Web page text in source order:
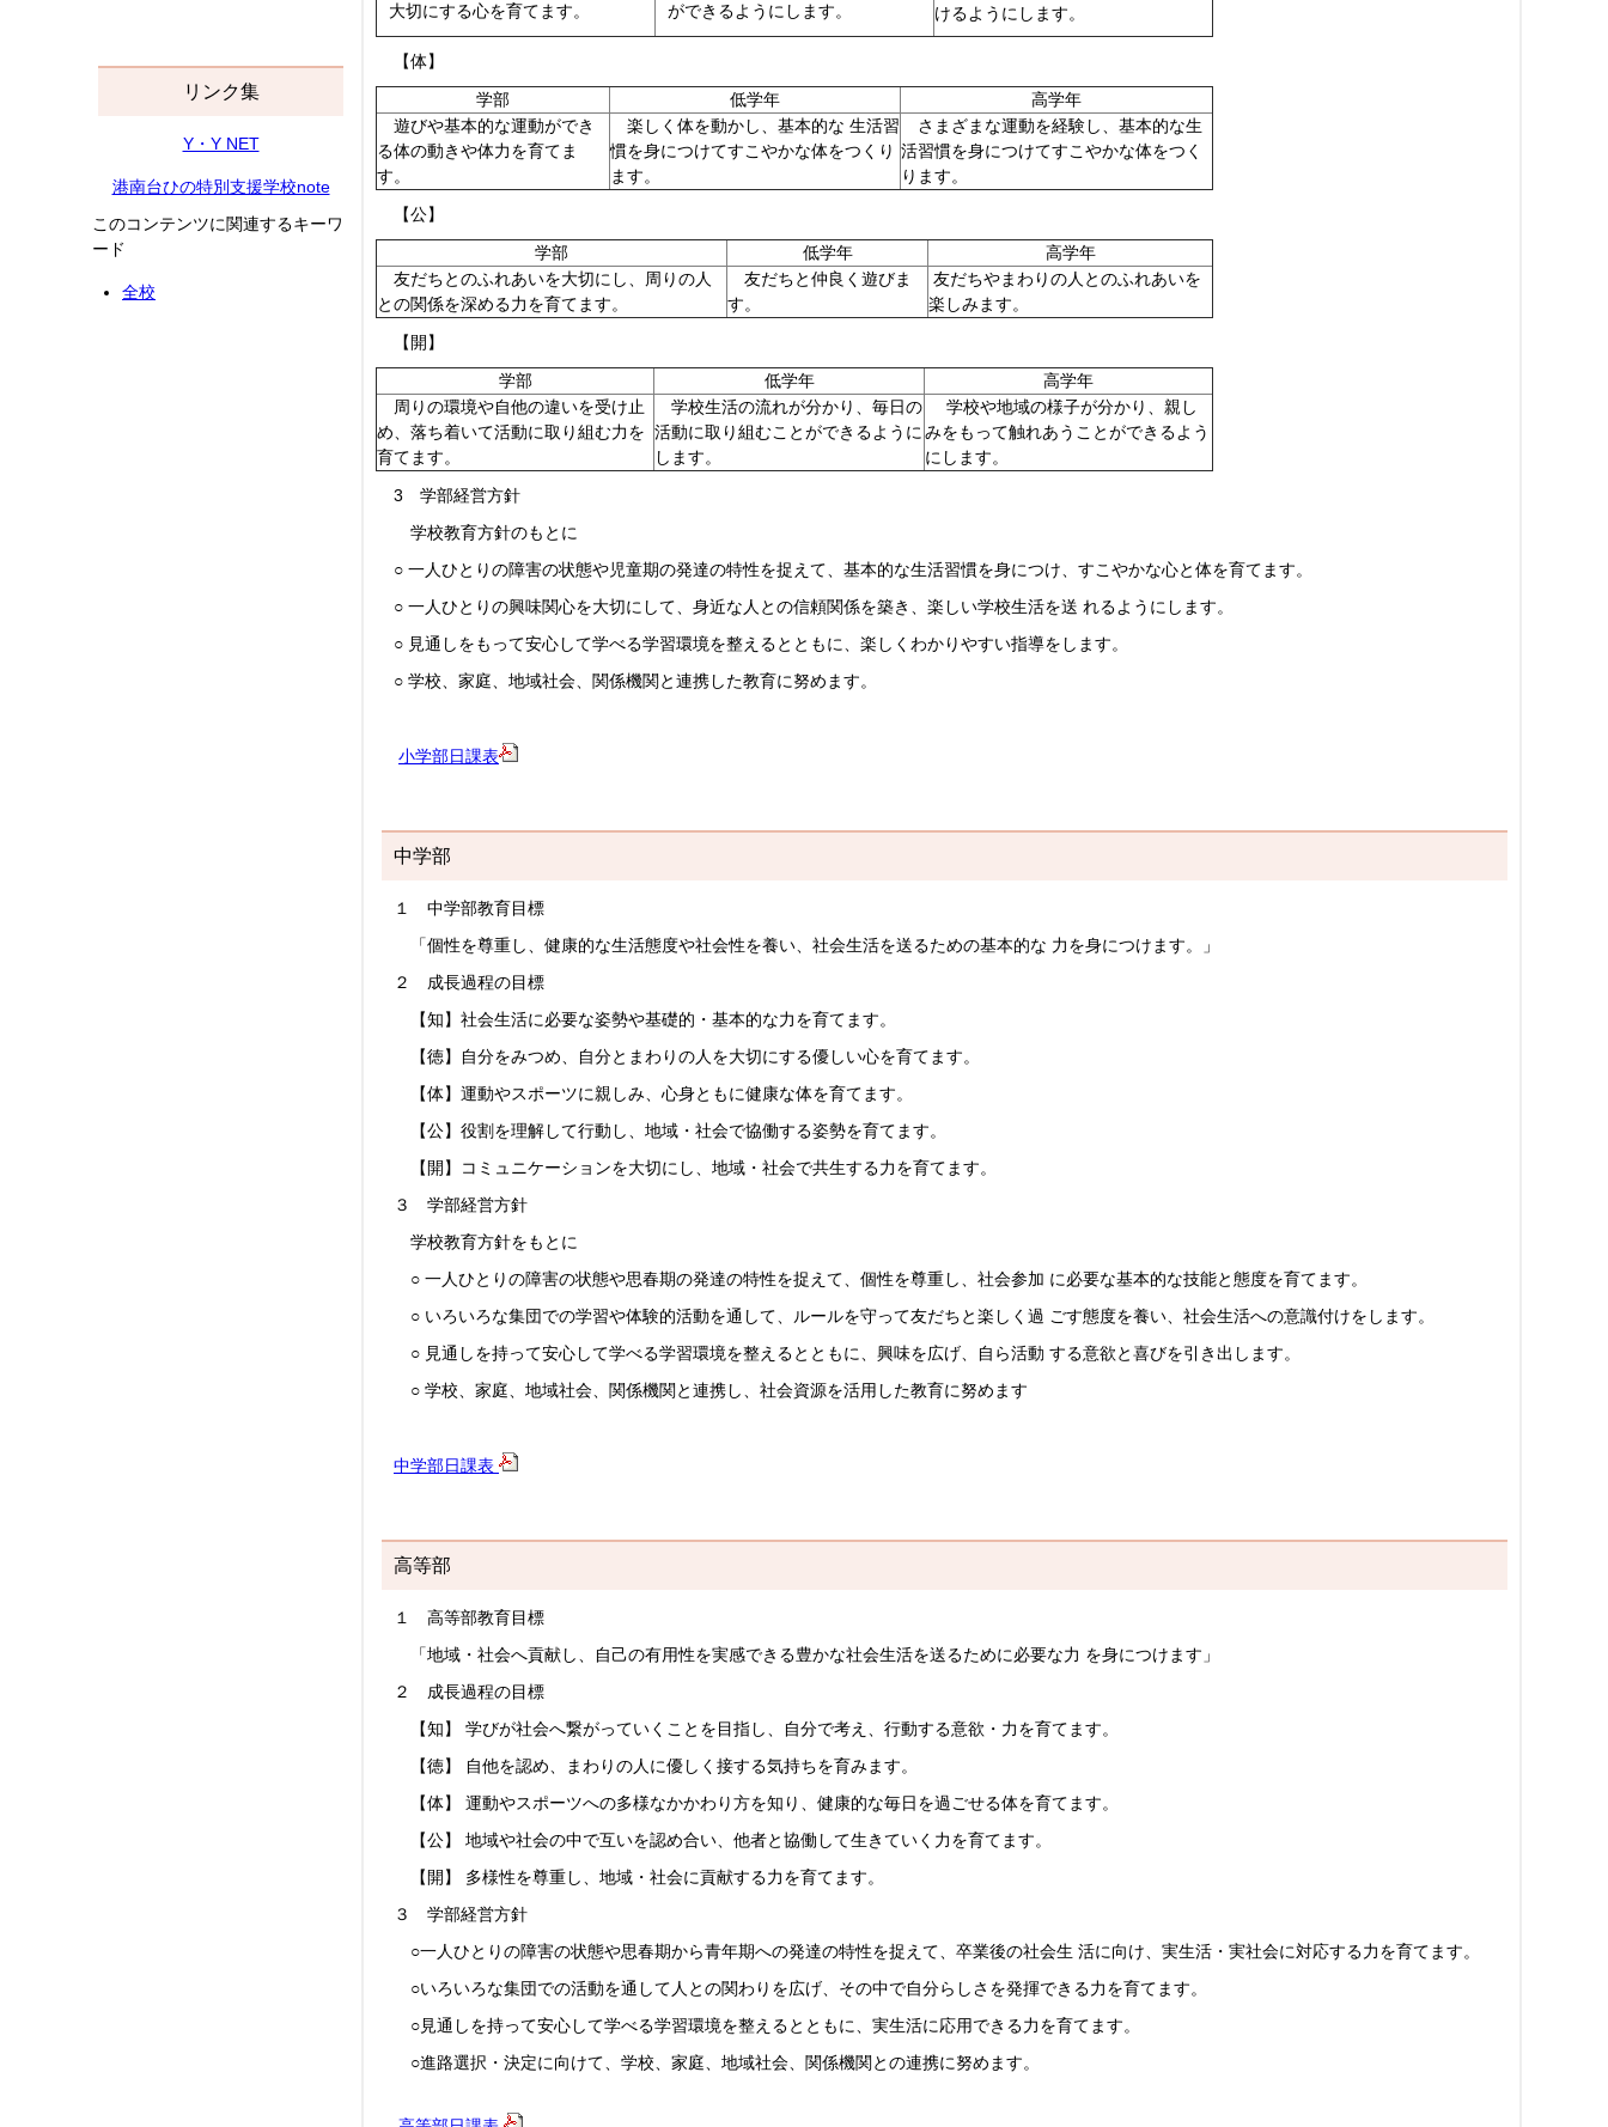
リンク集
Y・Y NET
港南台ひの特別支援学校note
このコンテンツに関連するキーワ
ード
全校
大切にする心を育てます。
ができるようにします。
けるようにします。
【体】
学部
低学年
高学年
遊びや基本的な運動ができ
る体の動きや体力を育てま
す。
楽しく体を動かし、基本的な 生活習
慣を身につけてすこやかな体をつくり
ます。
さまざまな運動を経験し、基本的な生
活習慣を身につけてすこやかな体をつく
ります。
【公】
学部
低学年
高学年
友だちとのふれあいを大切にし、周りの人
との関係を深める力を育てます。
友だちと仲良く遊びま
す。
友だちやまわりの人とのふれあいを
楽しみます。
【開】
学部
低学年
高学年
周りの環境や自他の違いを受け止
め、落ち着いて活動に取り組む力を
育てます。
学校生活の流れが分かり、毎日の
活動に取り組むことができるように
します。
学校や地域の様子が分かり、親し
みをもって触れあうことができるよう
にします。
3 学部経営方針
学校教育方針のもとに
○ 一人ひとりの障害の状態や児童期の発達の特性を捉えて、基本的な生活習慣を身につけ、すこやかな心と体を育てます。
○ 一人ひとりの興味関心を大切にして、身近な人との信頼関係を築き、楽しい学校生活を送 れるようにします。
○ 見通しをもって安心して学べる学習環境を整えるとともに、楽しくわかりやすい指導をします。
○ 学校、家庭、地域社会、関係機関と連携した教育に努めます。
小学部日課表
中学部
１ 中学部教育目標
「個性を尊重し、健康的な生活態度や社会性を養い、社会生活を送るための基本的な 力を身につけます。」
２ 成長過程の目標
【知】社会生活に必要な姿勢や基礎的・基本的な力を育てます。
【徳】自分をみつめ、自分とまわりの人を大切にする優しい心を育てます。
【体】運動やスポーツに親しみ、心身ともに健康な体を育てます。
【公】役割を理解して行動し、地域・社会で協働する姿勢を育てます。
【開】コミュニケーションを大切にし、地域・社会で共生する力を育てます。
３ 学部経営方針
学校教育方針をもとに
○ 一人ひとりの障害の状態や思春期の発達の特性を捉えて、個性を尊重し、社会参加 に必要な基本的な技能と態度を育てます。
○ いろいろな集団での学習や体験的活動を通して、ルールを守って友だちと楽しく過 ごす態度を養い、社会生活への意識付けをします。
○ 見通しを持って安心して学べる学習環境を整えるとともに、興味を広げ、自ら活動 する意欲と喜びを引き出します。
○ 学校、家庭、地域社会、関係機関と連携し、社会資源を活用した教育に努めます
中学部日課表
高等部
１ 高等部教育目標
「地域・社会へ貢献し、自己の有用性を実感できる豊かな社会生活を送るために必要な力 を身につけます」
２ 成長過程の目標
【知】 学びが社会へ繋がっていくことを目指し、自分で考え、行動する意欲・力を育てます。
【徳】 自他を認め、まわりの人に優しく接する気持ちを育みます。
【体】 運動やスポーツへの多様なかかわり方を知り、健康的な毎日を過ごせる体を育てます。
【公】 地域や社会の中で互いを認め合い、他者と協働して生きていく力を育てます。
【開】 多様性を尊重し、地域・社会に貢献する力を育てます。
３ 学部経営方針
○一人ひとりの障害の状態や思春期から青年期への発達の特性を捉えて、卒業後の社会生 活に向け、実生活・実社会に対応する力を育てます。
○いろいろな集団での活動を通して人との関わりを広げ、その中で自分らしさを発揮できる力を育てます。
○見通しを持って安心して学べる学習環境を整えるとともに、実生活に応用できる力を育てます。
○進路選択・決定に向けて、学校、家庭、地域社会、関係機関との連携に努めます。